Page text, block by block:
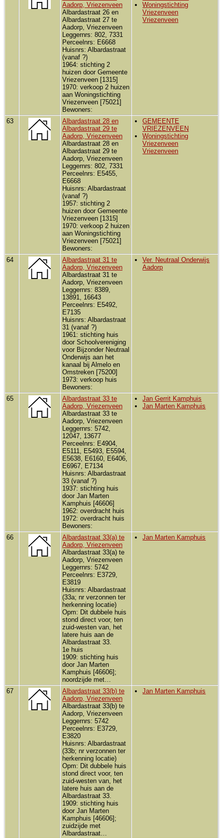
Aadorp, Vriezenveen
Albardastraat 26 en
Albardastraat 27 te
Aadorp, Vriezenveen
Leggernrs: 802, 7331
Perceelnrs: E6668
Huisnrs: Albardastraat
(vanaf ?)
1964: stichting 2
huizen door Gemeente
Vriezenveen [1315]
1970: verkoop 2 huizen
aan Woningstichting
Vriezenveen [75021]
Bewoners:
Woningstichting
Vriezenveen
Vriezenveen
63
Albardastraat 28 en
Albardastraat 29 te
Aadorp, Vriezenveen
Albardastraat 28 en
Albardastraat 29 te
Aadorp, Vriezenveen
Leggernrs: 802, 7331
Perceelnrs: E5455,
E6668
Huisnrs: Albardastraat
(vanaf ?)
1957: stichting 2
huizen door Gemeente
Vriezenveen [1315]
1970: verkoop 2 huizen
aan Woningstichting
Vriezenveen [75021]
Bewoners:
GEMEENTE
VRIEZENVEEN
Woningstichting
Vriezenveen
Vriezenveen
64
Albardastraat 31 te
Aadorp, Vriezenveen
Albardastraat 31 te
Aadorp, Vriezenveen
Leggernrs: 8389,
13891, 16643
Perceelnrs: E5492,
E7135
Huisnrs: Albardastraat
31 (vanaf ?)
1961: stichting huis
door Schoolvereniging
voor Bijzonder Neutraal
Onderwijs aan het
kanaal bij Almelo en
Omstreken [75200]
1973: verkoop huis
Bewoners:
Ver. Neutraal Onderwijs
Aadorp
65
Albardastraat 33 te
Aadorp, Vriezenveen
Albardastraat 33 te
Aadorp, Vriezenveen
Leggernrs: 5742,
12047, 13677
Perceelnrs: E4904,
E5111, E5493, E5594,
E5638, E6160, E6406,
E6967, E7134
Huisnrs: Albardastraat
33 (vanaf ?)
1937: stichting huis
door Jan Marten
Kamphuis [46606]
1962: overdracht huis
1972: overdracht huis
Bewoners:
Jan Gerrit Kamphuis
Jan Marten Kamphuis
66
Albardastraat 33(a) te
Aadorp, Vriezenveen
Albardastraat 33(a) te
Aadorp, Vriezenveen
Leggernrs: 5742
Perceelnrs: E3729,
E3819
Huisnrs: Albardastraat
(33a; nr verzonnen ter
herkenning locatie)
Opm: Dit dubbele huis
stond direct voor, ten
zuid-westen van, het
latere huis aan de
Albardastraat 33.
1e huis
1909: stichting huis
door Jan Marten
Kamphuis [46606];
noordzijde met…
Jan Marten Kamphuis
67
Albardastraat 33(b) te
Aadorp, Vriezenveen
Albardastraat 33(b) te
Aadorp, Vriezenveen
Leggernrs: 5742
Perceelnrs: E3729,
E3820
Huisnrs: Albardastraat
(33b; nr verzonnen ter
herkenning locatie)
Opm: Dit dubbele huis
stond direct voor, ten
zuid-westen van, het
latere huis aan de
Albardastraat 33.
1909: stichting huis
door Jan Marten
Kamphuis [46606];
zuidzijde met
Albardastraat…
Jan Marten Kamphuis